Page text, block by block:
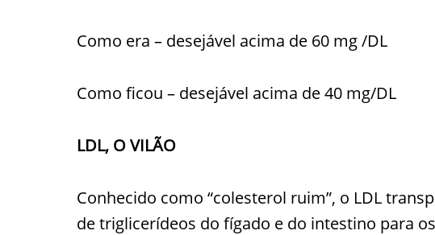
Como era – desejável acima de 60 mg /DL
Como ficou – desejável acima de 40 mg/DL
LDL, O VILÃO
Conhecido como “colesterol ruim”, o LDL
de triglicerídeos do fígado e do intestino para